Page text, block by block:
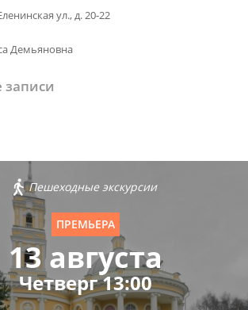
ул., д. 20-22
Демьяновна
Пешеходные экскурсии
ПРЕМЬЕРА
13 августа
Четверг 13:00